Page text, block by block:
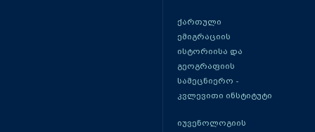
ქართული
ემიგრაციის
ისტორიისა და
გეოგრაფიის
სამეცნიერო -
კვლევითი ინსტიტუტი
იუვენოლოგიის